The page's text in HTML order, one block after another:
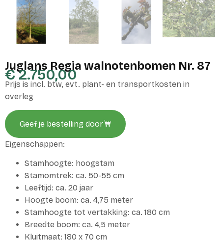
Juglans Regia walnotenbomen Nr. 87
€2.750,00
Prijs is incl. btw, evt. plant- en transportkosten in
overleg
Geef je bestelling door
Eigenschappen:
Stamhoogte: hoogstam
Stamomtrek: ca. 50-55 cm
Leeftijd: ca. 20 jaar
Hoogte boom: ca. 4,75 meter
Stamhoogte tot vertakking: ca. 180 cm
Breedte boom: ca. 4,5 meter
Kluitmaat: 180 x 70 cm